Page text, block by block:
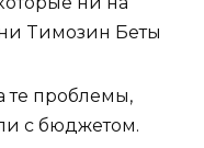
Tимозин Беты
те проблемы,
с бюджетом.